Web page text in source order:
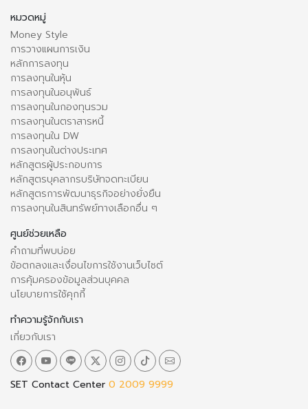
หมวดหมู่
Money Style
การวางแผนการเงิน
หลักการลงทุน
การลงทุนในหุ้น
การลงทุนในอนุพันธ์
การลงทุนในกองทุนรวม
การลงทุนในตราสารหนี้
การลงทุนใน DW
การลงทุนในต่างประเทศ
หลักสูตรผู้ประกอบการ
หลักสูตรบุคลากรบริษัทจดทะเบียน
หลักสูตรการพัฒนาธุรกิจอย่างยั่งยืน
การลงทุนในสินทรัพย์ทางเลือกอื่น ๆ
ศูนย์ช่วยเหลือ
คำถามที่พบบ่อย
ข้อตกลงและเงื่อนไขการใช้งานเว็บไซต์
การคุ้มครองข้อมูลส่วนบุคคล
นโยบายการใช้คุกกี้
ทำความรู้จักกับเรา
เกี่ยวกับเรา
SET Contact Center 0 2009 9999